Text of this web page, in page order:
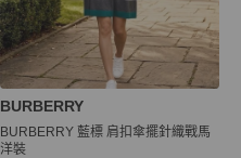
BURBERRY
BURBERRY 藍標 肩扣傘擺針織戰馬
洋裝